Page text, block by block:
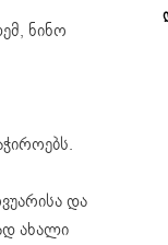
ნინო
და
ახალი